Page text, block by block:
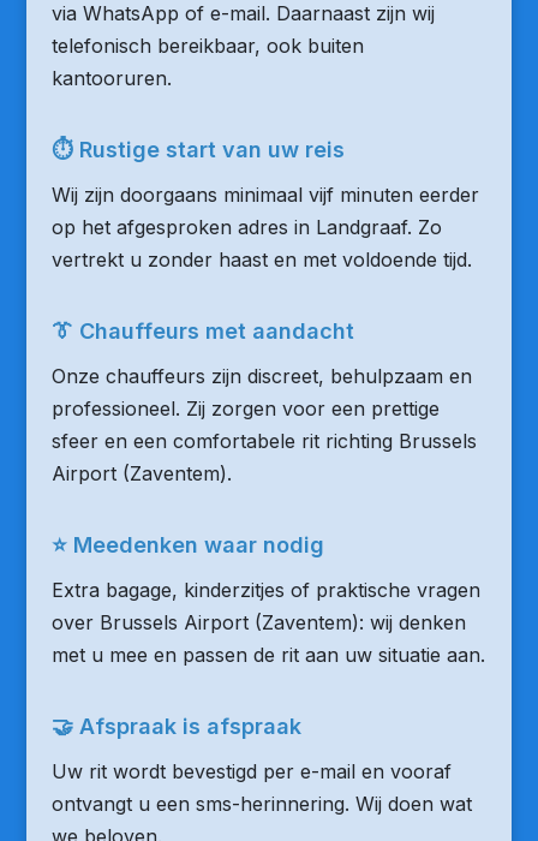
via WhatsApp of e-mail. Daarnaast zijn wij
telefonisch bereikbaar, ook buiten
kantooruren.
⏱ Rustige start van uw reis
Wij zijn doorgaans minimaal vijf minuten eerder
op het afgesproken adres in Landgraaf. Zo
vertrekt u zonder haast en met voldoende tijd.
👔 Chauffeurs met aandacht
Onze chauffeurs zijn discreet, behulpzaam en
professioneel. Zij zorgen voor een prettige
sfeer en een comfortabele rit richting Brussels
Airport (Zaventem).
⭐ Meedenken waar nodig
Extra bagage, kinderzitjes of praktische vragen
over Brussels Airport (Zaventem): wij denken
met u mee en passen de rit aan uw situatie aan.
🤝 Afspraak is afspraak
Uw rit wordt bevestigd per e-mail en vooraf
ontvangt u een sms-herinnering. Wij doen wat
we beloven.